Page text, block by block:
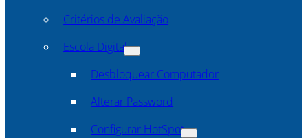
Critérios de Avaliação
Escola Digital
Desbloquear Computador
Alterar Password
Configurar HotSpot